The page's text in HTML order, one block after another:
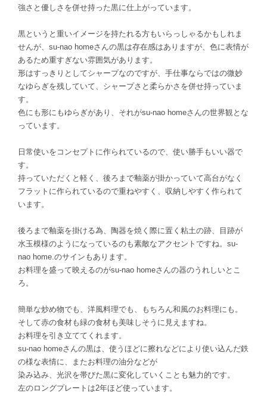
強さと優しさを併せ持った黒に仕上がっています。
黒というと重いイメージを持たれる方もいらっしゃるかもしれま
せんが、su-nao homeさんの黒は存在感はありますが、色に表情が
あるため重すぎない雰囲気があります。
形はすっきりとしてシャープなのですが、手仕事ならではの微妙
なゆらぎを残していて、シャープさと柔らかさを併せ持っていま
す。
色にも形にもゆらぎがあり、それがsu-nao homeさんの世界観とな
っています。
日常使いをコンセプトに作られているので、使い勝手もいい器で
す。
持っていただくと軽く、後ろまで釉薬が掛かっていて高台がなく
フラットに作られているので重ねやすく、収納しやすく作られて
います。
後ろまで釉薬を掛ける為、陶器を焼く際に置く粘土の跡、目跡が
水玉模様のようになっているのも素敵なアクセントですね。su-
nao home.のサインもあります。
お料理を盛って映えるのがsu-nao homeさんの器のうれしいとこ
ろ。
簡単な炒め物でも、洋風料理でも、もちろん和風のお料理にも。
そして赤の食材も緑の食材も美味しそうに見えますね。
お料理を引き立ててくれます。
su-nao homeさんの黒は、使うほどに擦れなどにより使い込んだ鉄
の様な表情に、またお料理の油分などが
染み込み、光沢を帯びた黒に変化していくことも魅力的です。
左のロングプレートは2年ほど使っています。